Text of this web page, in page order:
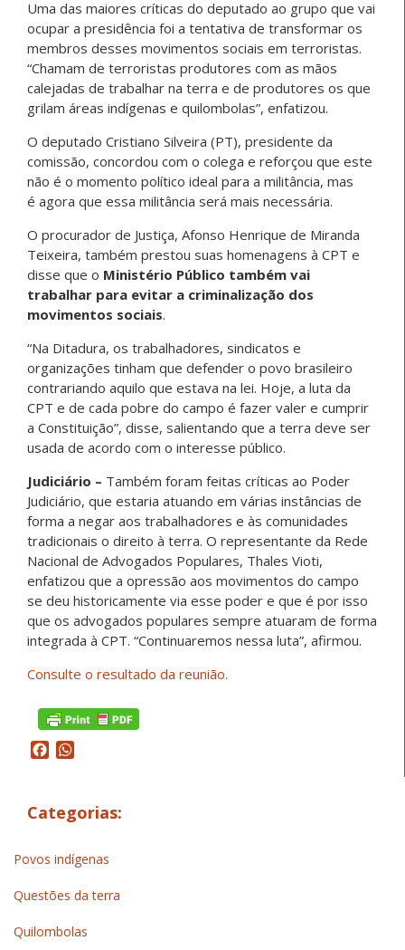
Uma das maiores críticas do deputado ao grupo que vai
ocupar a presidência foi a tentativa de transformar os
membros desses movimentos sociais em terroristas.
“Chamam de terroristas produtores com as mãos
calejadas de trabalhar na terra e de produtores os que
grilam áreas indígenas e quilombolas”, enfatizou.
O deputado Cristiano Silveira (PT), presidente da
comissão, concordou com o colega e reforçou que este
não é o momento político ideal para a militância, mas
é agora que essa militância será mais necessária.
O procurador de Justiça, Afonso Henrique de Miranda
Teixeira, também prestou suas homenagens à CPT e
disse que o Ministério Público também vai
trabalhar para evitar a criminalização dos
movimentos sociais.
“Na Ditadura, os trabalhadores, sindicatos e
organizações tinham que defender o povo brasileiro
contrariando aquilo que estava na lei. Hoje, a luta da
CPT e de cada pobre do campo é fazer valer e cumprir
a Constituição”, disse, salientando que a terra deve ser
usada de acordo com o interesse público.
Judiciário – Também foram feitas críticas ao Poder
Judiciário, que estaria atuando em várias instâncias de
forma a negar aos trabalhadores e às comunidades
tradicionais o direito à terra. O representante da Rede
Nacional de Advogados Populares, Thales Vioti,
enfatizou que a opressão aos movimentos do campo
se deu historicamente via esse poder e que é por isso
que os advogados populares sempre atuaram de forma
integrada à CPT. “Continuaremos nessa luta”, afirmou.
Consulte o resultado da reunião.
Facebook
Categorias:
Povos indígenas
Questões da terra
Quilombolas